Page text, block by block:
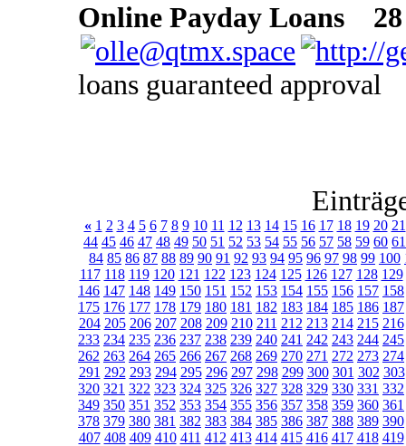
Online Payday Loans
28
loans guaranteed approval
« 1 2 3 4 5 6 7 8 9 10 11 12 13 14 15 16 17 18 19 20 21
44 45 46 47 48 49 50 51 52 53 54 55 56 57 58 59 60 61
84 85 86 87 88 89 90 91 92 93 94 95 96 97 98 99 100
117 118 119 120 121 122 123 124 125 126 127 128 129
146 147 148 149 150 151 152 153 154 155 156 157 158
175 176 177 178 179 180 181 182 183 184 185 186 187
204 205 206 207 208 209 210 211 212 213 214 215 216
233 234 235 236 237 238 239 240 241 242 243 244 245
262 263 264 265 266 267 268 269 270 271 272 273 274
291 292 293 294 295 296 297 298 299 300 301 302 303
320 321 322 323 324 325 326 327 328 329 330 331 332
349 350 351 352 353 354 355 356 357 358 359 360 361
378 379 380 381 382 383 384 385 386 387 388 389 390
407 408 409 410 411 412 413 414 415 416 417 418 419